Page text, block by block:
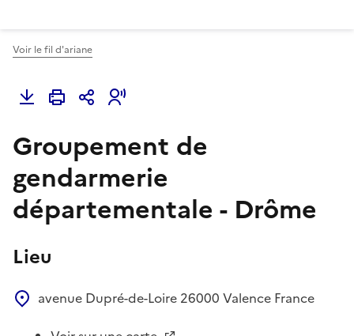
Voir le fil d'ariane
Groupement de
gendarmerie
départementale - Drôme
Lieu
avenue Dupré-de-Loire 26000 Valence France